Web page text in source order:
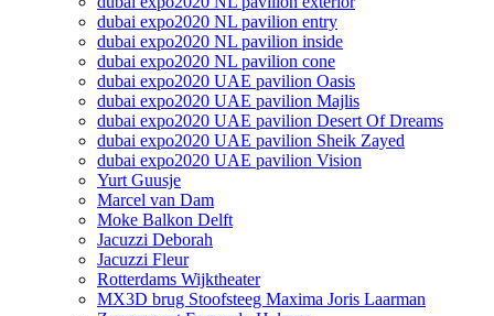
dubai expo2020 NL pavilion entry
dubai expo2020 NL pavilion inside
dubai expo2020 NL pavilion cone
dubai expo2020 UAE pavilion Oasis
dubai expo2020 UAE pavilion Majlis
dubai expo2020 UAE pavilion Desert Of Dreams
dubai expo2020 UAE pavilion Sheik Zayed
dubai expo2020 UAE pavilion Vision
Yurt Guusje
Marcel van Dam
Moke Balkon Delft
Jacuzzi Deborah
Jacuzzi Fleur
Rotterdams Wijktheater
MX3D brug Stoofsteeg Maxima Joris Laarman